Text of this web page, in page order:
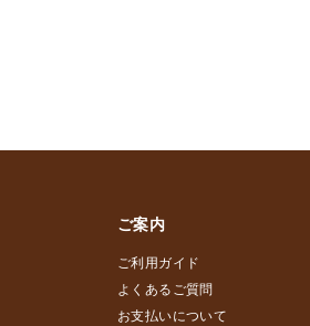
ご案内
ご利用ガイド
よくあるご質問
お支払いについて